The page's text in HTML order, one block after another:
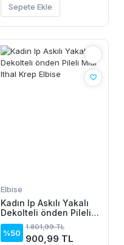
Sepete Ekle
Elbise
Kadın Ip Askılı Yakalı
Dekolteli önden Pileli
Midi Ithal Krep Elbise
%50
1.801,99 TL
900,99 TL